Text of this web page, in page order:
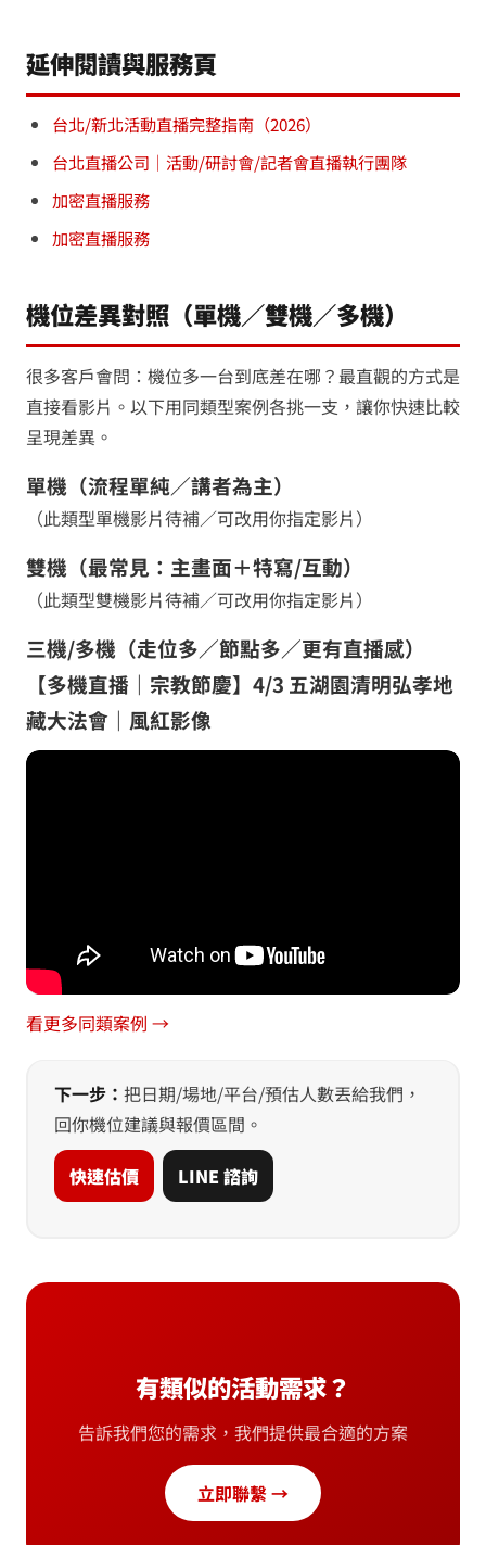
延伸閱讀與服務頁
台北/新北活動直播完整指南（2026）
台北直播公司｜活動/研討會/記者會直播執行團隊
加密直播服務
加密直播服務
機位差異對照（單機／雙機／多機）
很多客戶會問：機位多一台到底差在哪？最直觀的方式是
直接看影片。以下用同類型案例各挑一支，讓你快速比較
呈現差異。
單機（流程單純／講者為主）
（此類型單機影片待補／可改用你指定影片）
雙機（最常見：主畫面＋特寫/互動）
（此類型雙機影片待補／可改用你指定影片）
三機/多機（走位多／節點多／更有直播感）
【多機直播｜宗教節慶】4/3 五湖園清明弘孝地
藏大法會｜風紅影像
看更多同類案例 →
下一步： 把日期/場地/平台/預估人數丟給我們，
回你機位建議與報價區間。
快速估價
LINE 諮詢
有類似的活動需求？
告訴我們您的需求，我們提供最合適的方案
立即聯繫 →